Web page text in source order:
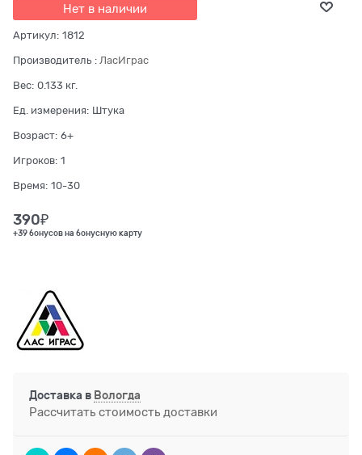
Нет в наличии
Артикул: 1812
Производитель : ЛасИграс
Вес: 0.133 кг.
Ед. измерения: Штука
Возраст: 6+
Игроков: 1
Время: 10-30
390₽
+39 бонусов на бонусную карту
Доставка в Вологда
Рассчитать стоимость доставки